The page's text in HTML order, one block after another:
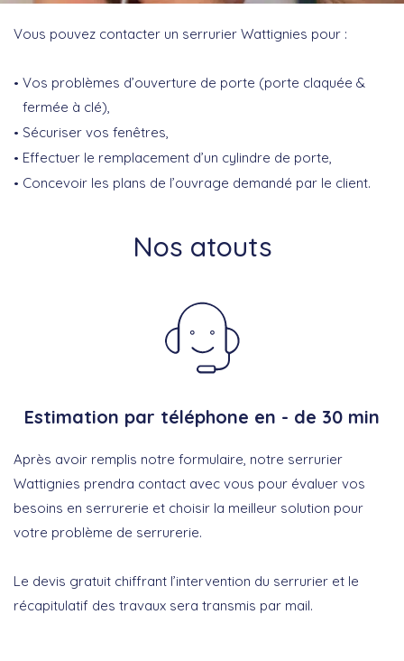
Vous pouvez contacter un serrurier Wattignies pour :
Vos problèmes d’ouverture de porte (porte claquée &
fermée à clé),
Sécuriser vos fenêtres,
Effectuer le remplacement d’un cylindre de porte,
Concevoir les plans de l’ouvrage demandé par le client.
Nos atouts
Estimation par téléphone en - de 30 min
Après avoir remplis notre formulaire, notre serrurier
Wattignies prendra contact avec vous pour évaluer vos
besoins en serrurerie et choisir la meilleur solution pour
votre problème de serrurerie.
Le devis gratuit chiffrant l’intervention du serrurier et le
récapitulatif des travaux sera transmis par mail.